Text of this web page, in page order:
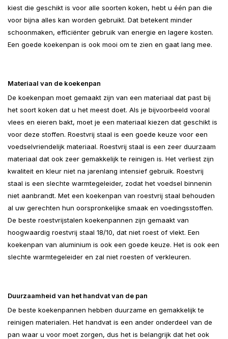
kiest die geschikt is voor alle soorten koken, hebt u één pan die
voor bijna alles kan worden gebruikt. Dat betekent minder
schoonmaken, efficiënter gebruik van energie en lagere kosten.
Een goede koekenpan is ook mooi om te zien en gaat lang mee.
Materiaal van de koekenpan
De koekenpan moet gemaakt zijn van een materiaal dat past bij
het soort koken dat u het meest doet. Als je bijvoorbeeld vooral
vlees en eieren bakt, moet je een materiaal kiezen dat geschikt is
voor deze stoffen. Roestvrij staal is een goede keuze voor een
voedselvriendelijk materiaal. Roestvrij staal is een zeer duurzaam
materiaal dat ook zeer gemakkelijk te reinigen is. Het verliest zijn
kwaliteit en kleur niet na jarenlang intensief gebruik. Roestvrij
staal is een slechte warmtegeleider, zodat het voedsel binnenin
niet aanbrandt. Met een koekenpan van roestvrij staal behouden
al uw gerechten hun oorspronkelijke smaak en voedingsstoffen.
De beste roestvrijstalen koekenpannen zijn gemaakt van
hoogwaardig roestvrij staal 18/10, dat niet roest of vlekt. Een
koekenpan van aluminium is ook een goede keuze. Het is ook een
slechte warmtegeleider en zal niet roesten of verkleuren.
Duurzaamheid van het handvat van de pan
De beste koekenpannen hebben duurzame en gemakkelijk te
reinigen materialen. Het handvat is een ander onderdeel van de
pan waar u voor moet zorgen, dus het is belangrijk dat het ook